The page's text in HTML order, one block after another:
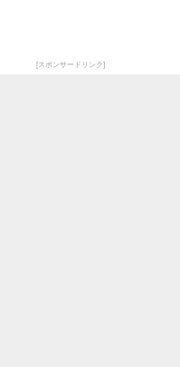
[スポンサードリンク]